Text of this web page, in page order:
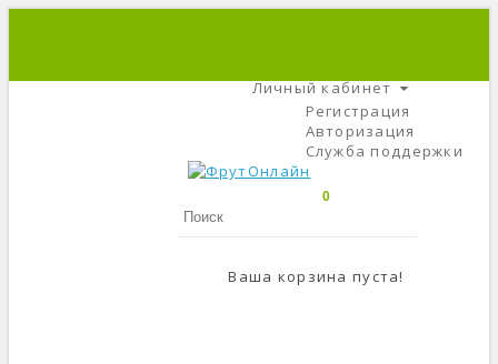
Личный кабинет
Регистрация
Авторизация
Служба поддержки
0
Ваша корзина пуста!